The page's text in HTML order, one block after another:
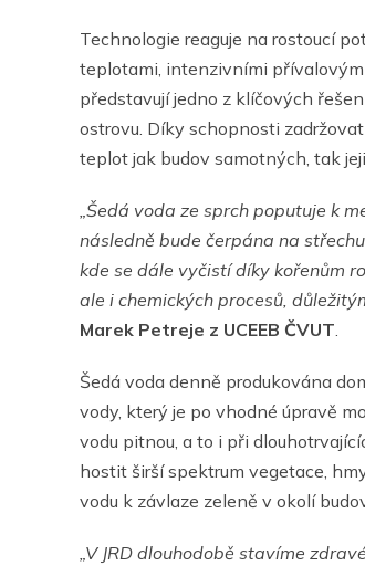
Technologie reaguje na rostoucí
teplotami, intenzivními
představují jedno z klíčových
ostrovu. Díky schopnosti
teplot jak budov samotných, tak
„Šedá voda ze sprch poputuje k
následně bude čerpána na
kde se dále vyčistí díky kořenům
ale i chemických procesů,
Marek Petreje z UCEEB ČVUT.
Šedá voda denně produkována
vody, který je po vhodné úpravě
vodu pitnou, a to i při
hostit širší spektrum vegetace,
vodu k závlaze zeleně v okolí
„V JRD dlouhodobě stavíme